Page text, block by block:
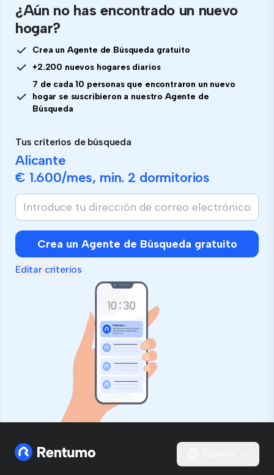
¿Aún no has encontrado un nuevo
hogar?
Crea un Agente de Búsqueda gratuito
+2.200 nuevos hogares diarios
7 de cada 10 personas que encontraron un nuevo
hogar se suscribieron a nuestro Agente de
Búsqueda
Tus criterios de búsqueda
Alicante
€ 1.600/mes, min. 2 dormitorios
Si
eres
humano,
ignora
este
campo
Crea un Agente de Búsqueda gratuito
Editar criterios